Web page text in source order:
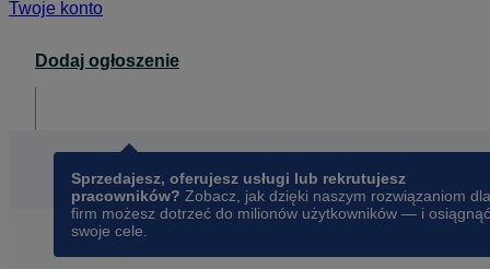
Twoje konto
Dodaj ogłoszenie
Sprzedajesz, oferujesz usługi lub rekrutujesz
pracowników? Zobacz, jak dzięki naszym rozwiązaniom dla
firm możesz dotrzeć do milionów użytkowników — i osiągnąć
swoje cele.